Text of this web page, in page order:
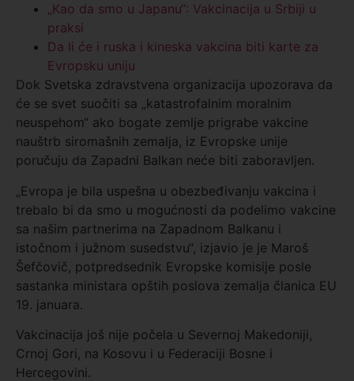
„Kao da smo u Japanu“: Vakcinacija u Srbiji u
praksi
Da li će i ruska i kineska vakcina biti karte za
Evropsku uniju
Dok Svetska zdravstvena organizacija upozorava da
će se svet suočiti sa „katastrofalnim moralnim
neuspehom“ ako bogate zemlje prigrabe vakcine
nauštrb siromašnih zemalja, iz Evropske unije
poručuju da Zapadni Balkan neće biti zaboravljen.
„Evropa je bila uspešna u obezbeđivanju vakcina i
trebalo bi da smo u mogućnosti da podelimo vakcine
sa našim partnerima na Zapadnom Balkanu i
istočnom i južnom susedstvu“, izjavio je je Maroš
Šefčovič, potpredsednik Evropske komisije posle
sastanka ministara opštih poslova zemalja članica EU
19. januara.
Vakcinacija još nije počela u Severnoj Makedoniji,
Crnoj Gori, na Kosovu i u Federaciji Bosne i
Hercegovini.